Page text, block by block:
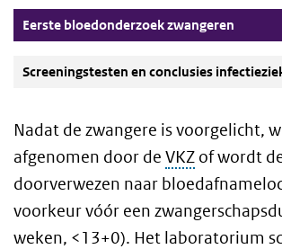
Eerste bloedonderzoek zwangeren
Screeningstesten en conclusies
Nadat de zwangere is voorgelicht,
afgenomen door de VKZ of wordt
doorverwezen naar
voorkeur vóór een
weken, <13+0). Het laboratorium